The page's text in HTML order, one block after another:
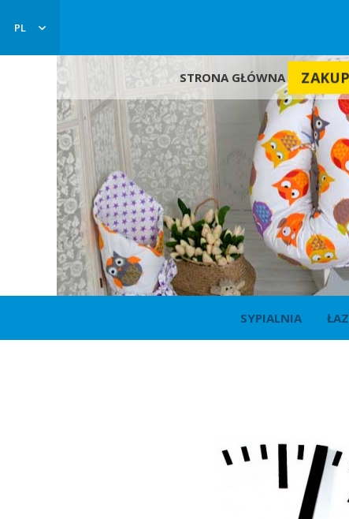
PL
STRONA GŁÓWNA
SYPIALNIA